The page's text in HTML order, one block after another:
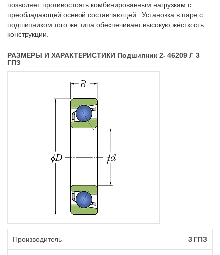
позволяет противостоять комбинированным нагрузкам с
преобладающей осевой составляющей. Установка в паре с
подшипником того же типа обеспечивает высокую жёсткость
конструкции.
РАЗМЕРЫ И ХАРАКТЕРИСТИКИ Подшипник 2- 46209 Л 3
ГПЗ
Производитель 3 ГПЗ